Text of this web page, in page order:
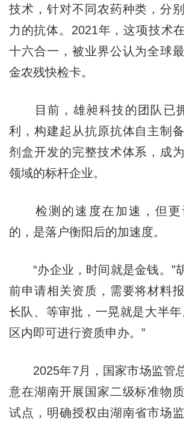
技术，针对不同农药种类，分
力的抗体。2021年，这项技术
十六合一，被业界公认为全球
金农残快检卡。
目前，雄昶科技的团队已
利，构建起从抗原抗体自主制
剂盒开发的完整技术体系，成
领域的标杆企业。
检测的速度在加速，但更
的，是落户衡阳后的加速度。
“办企业，时间就是金钱。”
前申请相关资质，需要将材料
长队、等审批，一晃就是大半年
区内即可进行资质申办。”
2025年7月，国家市场监管
意在湖南开展国家二级标准物
试点，明确授权由湖南省市场